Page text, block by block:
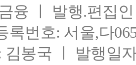
융 ㅣ 발행.편집
록번호: 서울,다
김봉국 ㅣ 발행일